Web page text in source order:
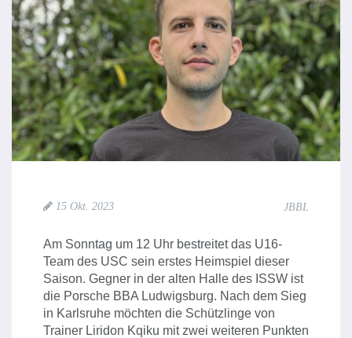
15 Okt. 2023 JBBL
Am Sonntag um 12 Uhr bestreitet das U16-
Team des USC sein erstes Heimspiel dieser
Saison. Gegner in der alten Halle des ISSW ist
die Porsche BBA Ludwigsburg. Nach dem Sieg
in Karlsruhe möchten die Schützlinge von
Trainer Liridon Kqiku mit zwei weiteren Punkten